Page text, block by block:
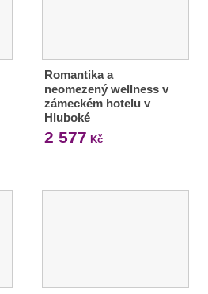
Romantika a
neomezený wellness v
zámeckém hotelu v
Hluboké
2 577 Kč